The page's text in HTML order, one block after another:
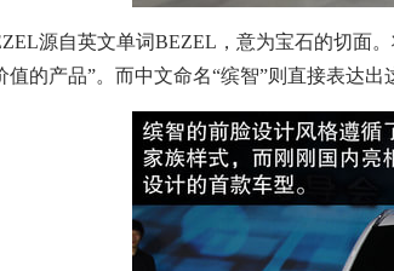
源自英文单词BEZEL，意为宝石的切面。
的产品”。而中文命名“缤智”则直接表达